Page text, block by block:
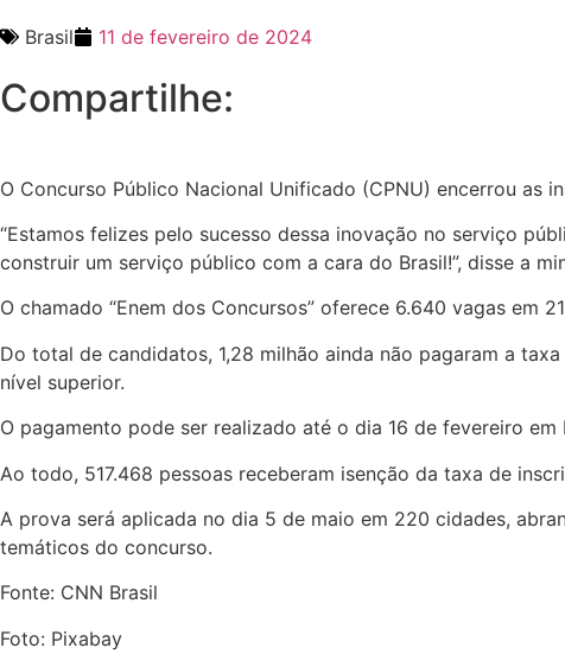
Brasil 11 de fevereiro de 2024
Compartilhe:
O Concurso Público Nacional Unificado (CPNU) encerrou as
“Estamos felizes pelo sucesso dessa inovação no serviço
construir um serviço público com a cara do Brasil!”, disse a
O chamado “Enem dos Concursos” oferece 6.640 vagas em
Do total de candidatos, 1,28 milhão ainda não pagaram a
nível superior.
O pagamento pode ser realizado até o dia 16 de fevereiro em
Ao todo, 517.468 pessoas receberam isenção da taxa de
A prova será aplicada no dia 5 de maio em 220 cidades,
temáticos do concurso.
Fonte: CNN Brasil
Foto: Pixabay